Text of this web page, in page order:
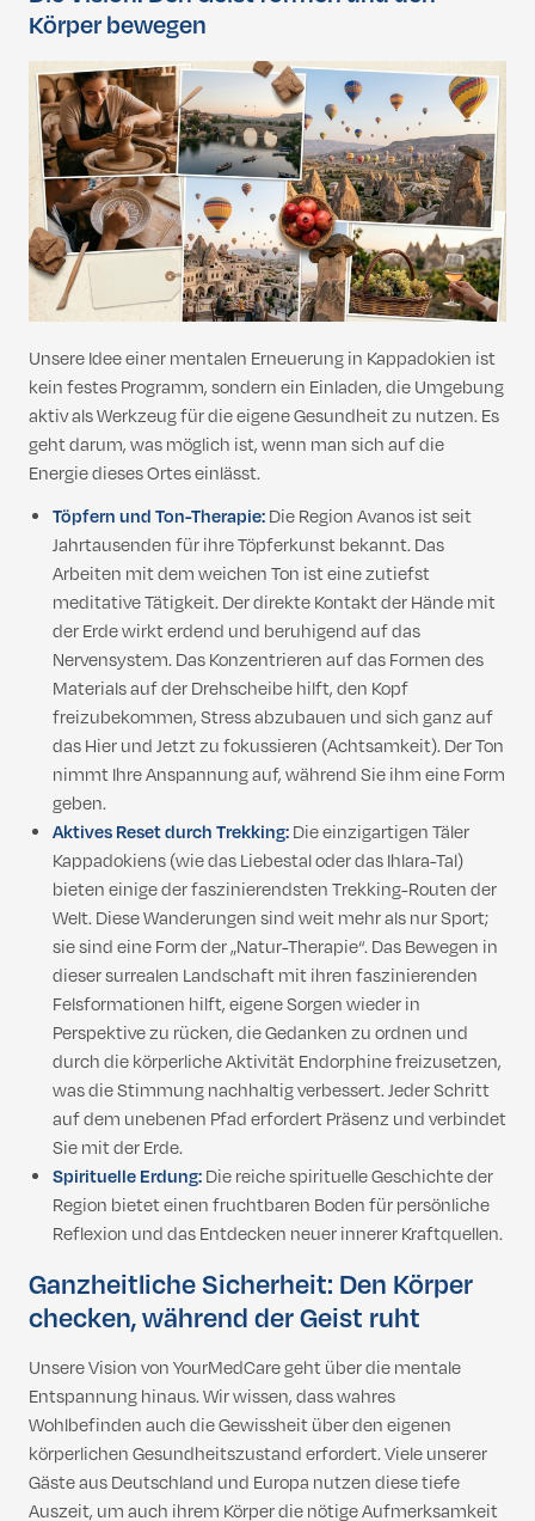
Körper bewegen
Unsere Idee einer mentalen Erneuerung in Kappadokien ist
kein festes Programm, sondern ein Einladen, die Umgebung
aktiv als Werkzeug für die eigene Gesundheit zu nutzen. Es
geht darum, was möglich ist, wenn man sich auf die
Energie dieses Ortes einlässt.
Töpfern und Ton-Therapie:Die Region Avanos ist seit
Jahrtausenden für ihre Töpferkunst bekannt. Das
Arbeiten mit dem weichen Ton ist eine zutiefst
meditative Tätigkeit. Der direkte Kontakt der Hände mit
der Erde wirkt erdend und beruhigend auf das
Nervensystem. Das Konzentrieren auf das Formen des
Materials auf der Drehscheibe hilft, den Kopf
freizubekommen, Stress abzubauen und sich ganz auf
das Hier und Jetzt zu fokussieren (Achtsamkeit). Der Ton
nimmt Ihre Anspannung auf, während Sie ihm eine Form
geben.
Aktives Reset durch Trekking:Die einzigartigen Täler
Kappadokiens (wie das Liebestal oder das Ihlara-Tal)
bieten einige der faszinierendsten Trekking-Routen der
Welt. Diese Wanderungen sind weit mehr als nur Sport;
sie sind eine Form der „Natur-Therapie“. Das Bewegen in
dieser surrealen Landschaft mit ihren faszinierenden
Felsformationen hilft, eigene Sorgen wieder in
Perspektive zu rücken, die Gedanken zu ordnen und
durch die körperliche Aktivität Endorphine freizusetzen,
was die Stimmung nachhaltig verbessert. Jeder Schritt
auf dem unebenen Pfad erfordert Präsenz und verbindet
Sie mit der Erde.
Spirituelle Erdung:Die reiche spirituelle Geschichte der
Region bietet einen fruchtbaren Boden für persönliche
Reflexion und das Entdecken neuer innerer Kraftquellen.
Ganzheitliche Sicherheit: Den Körper
checken, während der Geist ruht
Unsere Vision von YourMedCare geht über die mentale
Entspannung hinaus. Wir wissen, dass wahres
Wohlbefinden auch die Gewissheit über den eigenen
körperlichen Gesundheitszustand erfordert. Viele unserer
Gäste aus Deutschland und Europa nutzen diese tiefe
Auszeit, um auch ihrem Körper die nötige Aufmerksamkeit